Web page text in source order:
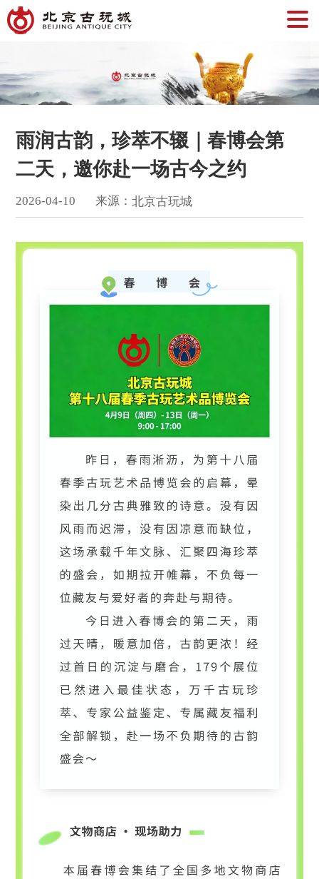
雨润古韵，珍萃不辍｜春博会第
二天，邀你赴一场古今之约
2026-04-10 来源：北京古玩城